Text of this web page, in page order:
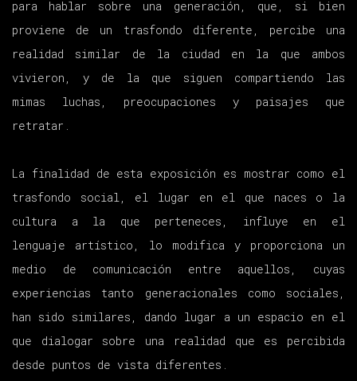
para hablar sobre una generación, que, si bien
proviene de un trasfondo diferente, percibe una
realidad similar de la ciudad en la que ambos
vivieron, y de la que siguen compartiendo las
mimas luchas, preocupaciones y paisajes que
retratar.
La finalidad de esta exposición es mostrar como el
trasfondo social, el lugar en el que naces o la
cultura a la que perteneces, influye en el
lenguaje artístico, lo modifica y proporciona un
medio de comunicación entre aquellos, cuyas
experiencias tanto generacionales como sociales,
han sido similares, dando lugar a un espacio en el
que dialogar sobre una realidad que es percibida
desde puntos de vista diferentes.